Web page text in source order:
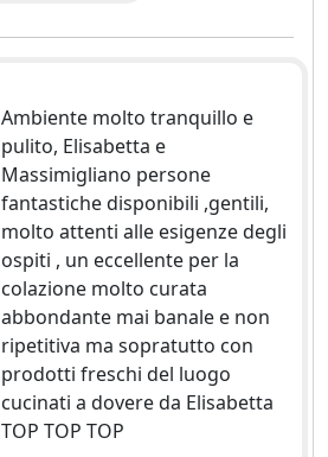
Ambiente molto tranquillo e
pulito, Elisabetta e
Massimigliano persone
fantastiche disponibili ,gentili,
molto attenti alle esigenze degli
ospiti , un eccellente per la
colazione molto curata
abbondante mai banale e non
ripetitiva ma sopratutto con
prodotti freschi del luogo
cucinati a dovere da Elisabetta
TOP TOP TOP